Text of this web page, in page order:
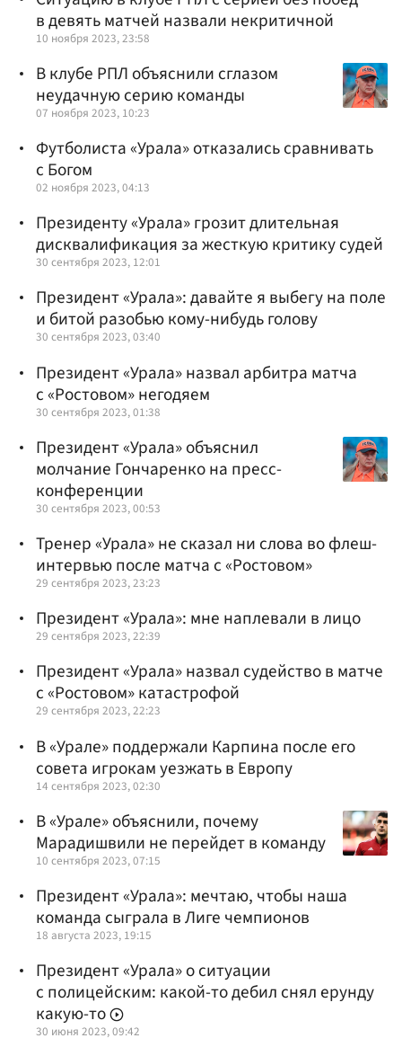
в девять матчей назвали некритичной
10 ноября 2023, 23:58
В клубе РПЛ объяснили сглазом
неудачную серию команды
07 ноября 2023, 10:23
Футболиста «Урала» отказались сравнивать
с Богом
02 ноября 2023, 04:13
Президенту «Урала» грозит длительная
дисквалификация за жесткую критику судей
30 сентября 2023, 12:01
Президент «Урала»: давайте я выбегу на поле
и битой разобью кому-нибудь голову
30 сентября 2023, 03:40
Президент «Урала» назвал арбитра матча
с «Ростовом» негодяем
30 сентября 2023, 01:38
Президент «Урала» объяснил
молчание Гончаренко на пресс-
конференции
30 сентября 2023, 00:53
Тренер «Урала» не сказал ни слова во флеш-
интервью после матча с «Ростовом»
29 сентября 2023, 23:23
Президент «Урала»: мне наплевали в лицо
29 сентября 2023, 22:39
Президент «Урала» назвал судейство в матче
с «Ростовом» катастрофой
29 сентября 2023, 22:23
В «Урале» поддержали Карпина после его
совета игрокам уезжать в Европу
14 сентября 2023, 02:30
В «Урале» объяснили, почему
Марадишвили не перейдет в команду
10 сентября 2023, 07:15
Президент «Урала»: мечтаю, чтобы наша
команда сыграла в Лиге чемпионов
18 августа 2023, 19:15
Президент «Урала» о ситуации
с полицейским: какой-то дебил снял ерунду
какую-то
30 июня 2023, 09:42